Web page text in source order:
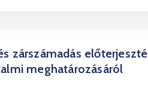
zárszámadás
meghatározásáról